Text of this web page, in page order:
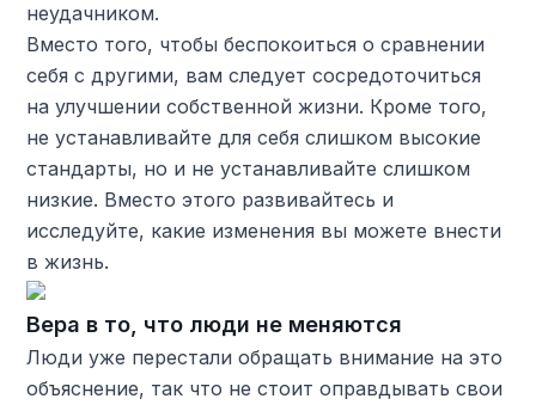
неудачником.
Вместо того, чтобы беспокоиться о сравнении
себя с другими, вам следует сосредоточиться
на улучшении собственной жизни. Кроме того,
не устанавливайте для себя слишком высокие
стандарты, но и не устанавливайте слишком
низкие. Вместо этого развивайтесь и
исследуйте, какие изменения вы можете внести
в жизнь.
Вера в то, что люди не меняются
Люди уже перестали обращать внимание на это
объяснение, так что не стоит оправдывать свои